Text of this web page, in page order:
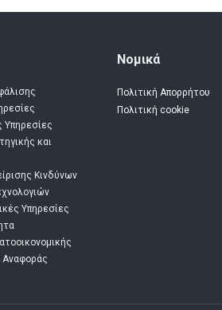
Yπηρεσίες
και
Κινδύνων
Υπηρεσίες
Νομικά
Πολιτική Απορρήτου
Πολιτική cookie